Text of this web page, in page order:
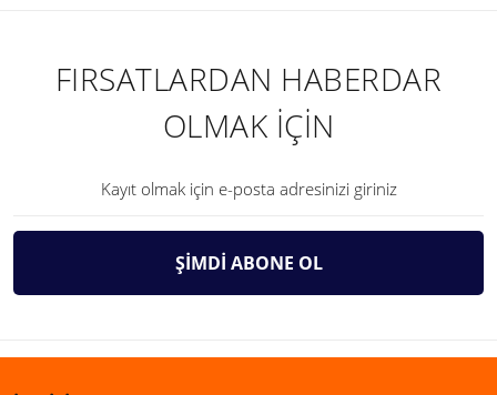
FIRSATLARDAN HABERDAR
OLMAK İÇİN
ŞİMDİ ABONE OL